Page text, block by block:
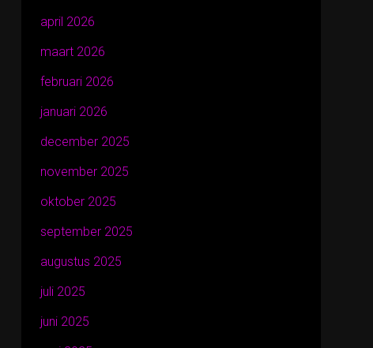
april 2026
maart 2026
februari 2026
januari 2026
december 2025
november 2025
oktober 2025
september 2025
augustus 2025
juli 2025
juni 2025